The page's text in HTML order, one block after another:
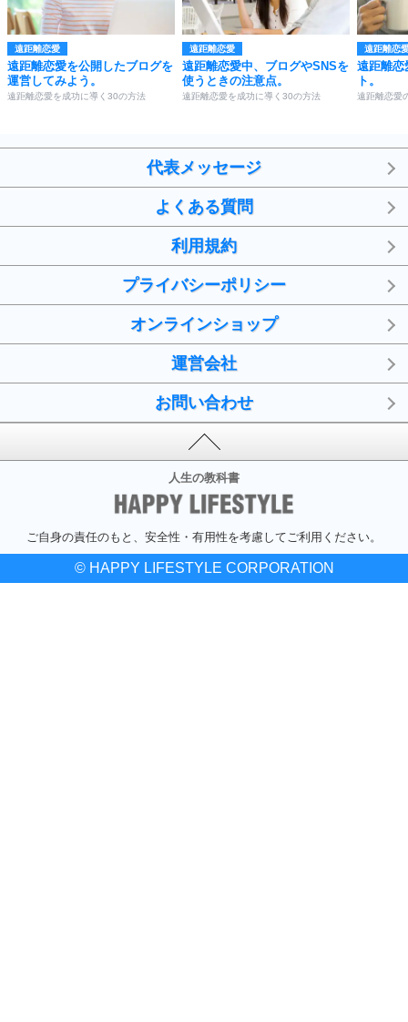
遠距離恋愛
遠距離恋愛を公開したブログを
運営してみよう。
遠距離恋愛を成功に導く30の方法
遠距離恋愛
遠距離恋愛中、ブログやSNSを
使うときの注意点。
遠距離恋愛を成功に導く30の方法
遠距離恋
遠距離恋
ト。
遠距離恋愛
代表メッセージ
よくある質問
利用規約
プライバシーポリシー
オンラインショップ
運営会社
お問い合わせ
人生の教科書
ご自身の責任のもと、安全性・有用性を考慮してご利用ください。
© HAPPY LIFESTYLE CORPORATION